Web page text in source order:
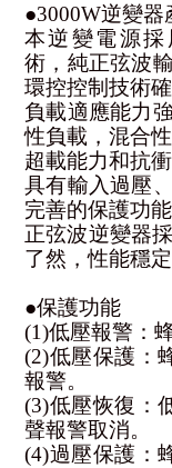
●3000W逆變器
本逆變電源採
術，純正弦波
環控控制技術
負載適應能力
性負載，混合性
超載能力和抗衝
具有輸入過壓
完善的保護功能
正弦波逆變器
了然，性能穩
●保護功能
(1)低壓報警：
(2)低壓保護：
報警。
(3)低壓恢復：
聲報警取消。
(4)過壓保護：